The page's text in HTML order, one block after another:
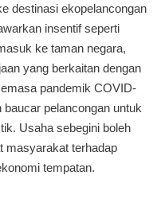
destinasi ekopelancongan
insentif seperti
ke taman negara,
yang berkaitan dengan
pandemik COVID-
pelancongan untuk
Usaha sebegini boleh
masyarakat terhadap
tempatan.